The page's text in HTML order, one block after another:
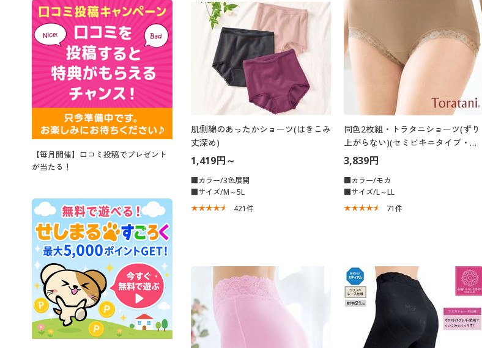
肌側綿のあったかショーツ(はきこみ
丈深め)
1,419円～
■カラー/3色展開
■サイズ/M～5L
421件
同色2枚組・トラタニショーツ(ずり
上がらない)(セミビキニタイプ・は
きこみ丈浅め)
3,839円
■カラー/モカ
■サイズ/L～LL
71件
【毎月開催】口コミ投稿でプレゼント
が当たる！